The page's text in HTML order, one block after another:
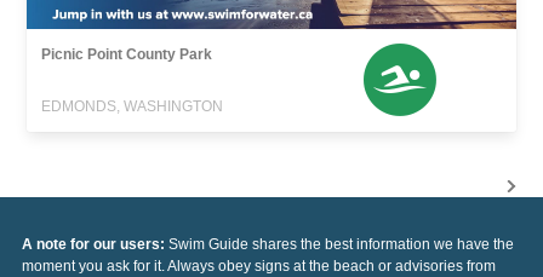
Picnic Point County Park
EDMONDS, WASHINGTON
A note for our users: Swim Guide shares the best information we have the
moment you ask for it. Always obey signs at the beach or advisories from